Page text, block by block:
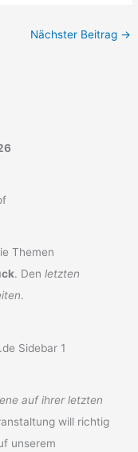
Nächster Beitrag →
Themen
. Denletzten
.
auf ihrer letzten
will richtig
unserem